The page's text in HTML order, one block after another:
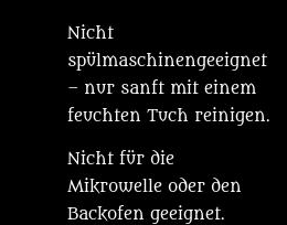
Nicht
spülmaschinengeeignet
– nur sanft mit einem
feuchten Tuch reinigen.
Nicht für die
Mikrowelle oder den
Backofen geeignet.